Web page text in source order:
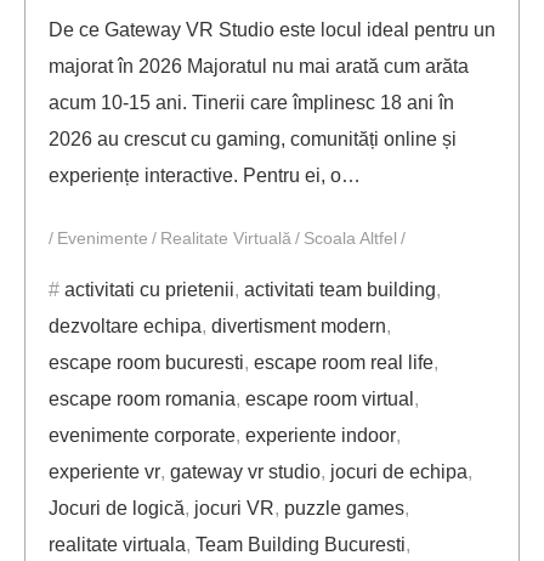
De ce Gateway VR Studio este locul ideal pentru un
majorat în 2026 Majoratul nu mai arată cum arăta
acum 10-15 ani. Tinerii care împlinesc 18 ani în
2026 au crescut cu gaming, comunități online și
experiențe interactive. Pentru ei, o…
Evenimente Realitate Virtuală Scoala Altfel
activitati cu prietenii, activitati team building,
dezvoltare echipa, divertisment modern,
escape room bucuresti, escape room real life,
escape room romania, escape room virtual ,
evenimente corporate, experiente indoor,
experiente vr, gateway vr studio, jocuri de echipa,
Jocuri de logică, jocuri VR, puzzle games,
realitate virtuala, Team Building Bucuresti,